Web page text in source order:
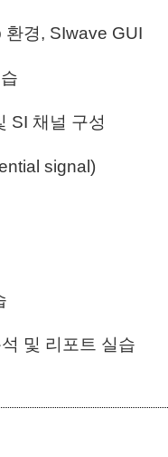
경, SIwave GUI
SI 채널 구성
signal)
및 리포트 실습